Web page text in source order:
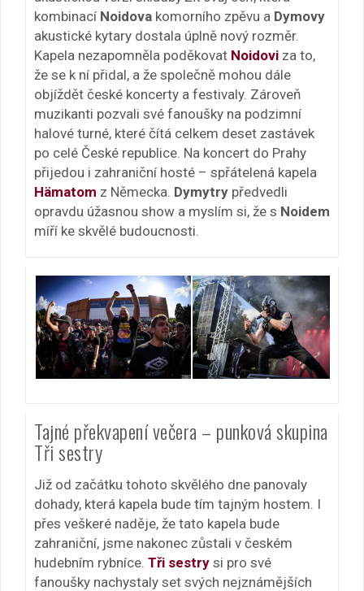
kombinací Noidova komorního zpěvu a Dymovy
akustické kytary dostala úplně nový rozměr.
Kapela nezapomněla poděkovat Noidovi za to,
že se k ní přidal, a že společně mohou dále
objíždět české koncerty a festivaly. Zároveň
muzikanti pozvali své fanoušky na podzimní
halové turné, které čítá celkem deset zastávek
po celé České republice. Na koncert do Prahy
přijedou i zahraniční hosté – spřátelená kapela
Hämatom z Německa. Dymytry předvedli
opravdu úžasnou show a myslím si, že s Noidem
míří ke skvělé budoucnosti.
Tajné překvapení večera – punková skupina
Tři sestry
Již od začátku tohoto skvělého dne panovaly
dohady, která kapela bude tím tajným hostem. I
přes veškeré naděje, že tato kapela bude
zahraniční, jsme nakonec zůstali v českém
hudebním rybníce. Tři sestry si pro své
fanoušky nachystaly set svých nejznámějších